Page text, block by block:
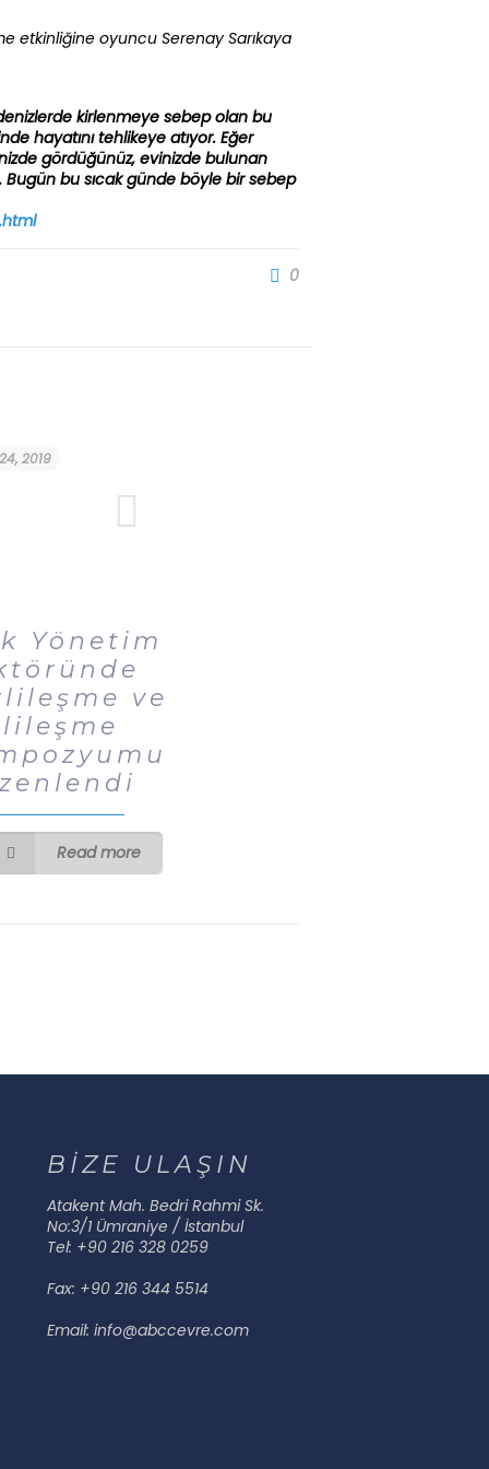
etkinliğine oyuncu Serenay Sarıkaya
kirlenmeye sebep olan bu
hayatını tehlikeye atıyor. Eğer
gördüğünüz, evinizde bulunan
Bugün bu sıcak günde böyle bir sebep
0
2019
Yönetim
ve
Read more
BİZE ULAŞIN
Atakent Mah. Bedri Rahmi Sk.
No:3/1 Ümraniye / İstanbul
Tel: +90 216 328 0259
Fax: +90 216 344 5514
Email: info@abccevre.com